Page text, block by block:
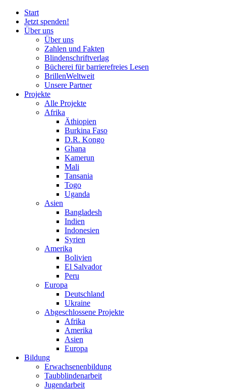
Start
Jetzt spenden!
Über uns
Über uns
Zahlen und Fakten
Blindenschriftverlag
Bücherei fürbarrierefreies Lesen
BrillenWeltweit
Unsere Partner
Projekte
Alle Projekte
Afrika
Äthiopien
Burkina Faso
D.R. Kongo
Ghana
Kamerun
Mali
Tansania
Togo
Uganda
Asien
Bangladesh
Indien
Indonesien
Syrien
Amerika
Bolivien
El Salvador
Peru
Europa
Deutschland
Ukraine
Abgeschlossene Projekte
Afrika
Amerika
Asien
Europa
Bildung
Erwachsenenbildung
Taubblindenarbeit
Jugendarbeit